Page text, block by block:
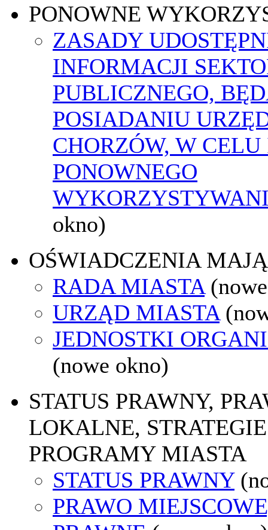
PONOWNE
ZASADY
INFORMACJI
PUBLICZNEGO,
POSIADANIU
CHORZÓW, W
PONOWNEGO
okno)
OŚWIADCZENIA
RADA MIASTA
URZĄD MIASTA
JEDNOSTKI
(nowe okno)
STATUS PRAWNY,
LOKALNE,
PROGRAMY MIASTA
STATUS PRAWNY
PRAWO